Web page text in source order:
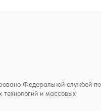
Федеральной службой по
и массовых